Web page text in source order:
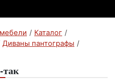
/ Каталог /
Диваны пантографы /
так